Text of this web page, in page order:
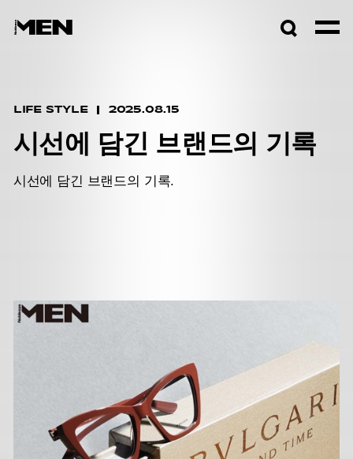
LIFE STYLE 2025.08.15
시선에 담긴 브랜드의 기록
시선에 담긴 브랜드의 기록.